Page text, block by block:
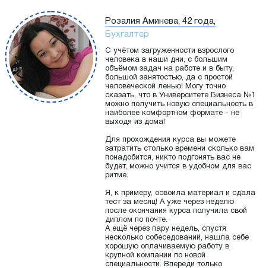
Розалия Аминева, 42 года,
Бухгалтер
С учётом загруженности взрослого
человека в наши дни, с большим
объёмом задач на работе и в быту,
большой занятостью, да с простой
человеческой ленью! Могу точно
сказать, что в Университете Бизнеса №1
можно получить новую специальность в
наиболее комфортном формате - не
выходя из дома!
Для прохождения курса вы можете
затратить столько времени сколько вам
понадобится, никто подгонять вас не
будет, можно учится в удобном для вас
ритме.
Я, к примеру, освоила материал и сдала
тест за месяц! А уже через неделю
после окончания курса получила свой
диплом по почте.
А ещё через пару недель, спустя
несколько собеседований, нашла себе
хорошую оплачиваемую работу в
крупной компании по новой
специальности. Впереди только